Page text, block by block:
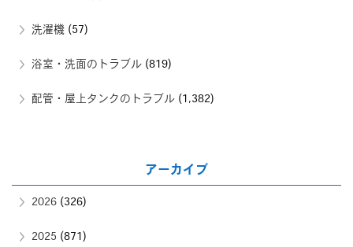
洗濯機 (57)
浴室・洗面のトラブル (819)
配管・屋上タンクのトラブル (1,382)
アーカイブ
2026 (326)
2025 (871)